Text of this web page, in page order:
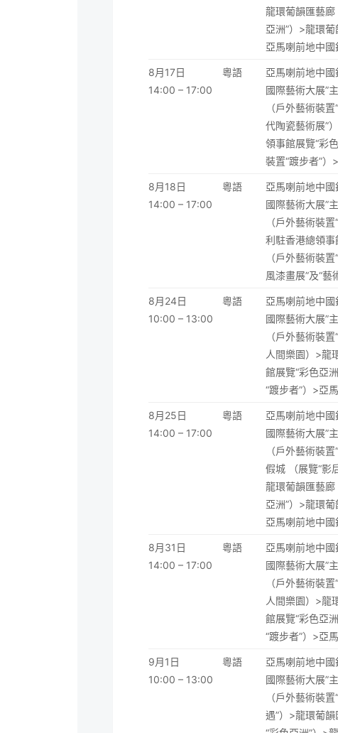
龍環葡韻匯藝廊
亞洲”）>龍環
亞馬喇前地中國
8月17日
14:00 – 17:00
粵語
亞馬喇前地中
國際藝術大展”
（戶外藝術裝
代陶瓷藝術展”
領事館展覽“彩
裝置“踱步者”
8月18日
14:00 – 17:00
粵語
亞馬喇前地中
國際藝術大展”
（戶外藝術裝
利駐香港總領事
（戶外藝術裝
風漆畫展”及“藝
8月24日
10:00 – 13:00
粵語
亞馬喇前地中
國際藝術大展”
（戶外藝術裝
人間樂園）>龍
館展覽“彩色亞
“踱步者”）>亞
8月25日
14:00 – 17:00
粵語
亞馬喇前地中
國際藝術大展”
（戶外藝術裝
假城 （展覽“影
龍環葡韻匯藝廊
亞洲”）>龍環
亞馬喇前地中國
8月31日
14:00 – 17:00
粵語
亞馬喇前地中
國際藝術大展”
（戶外藝術裝
人間樂園）>龍
館展覽“彩色亞
“踱步者”）>亞
9月1日
10:00 – 13:00
粵語
亞馬喇前地中
國際藝術大展”
（戶外藝術裝
遇”）>龍環葡